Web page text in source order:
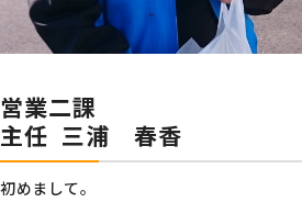
営業二課
主任 三浦 春香
初めまして。